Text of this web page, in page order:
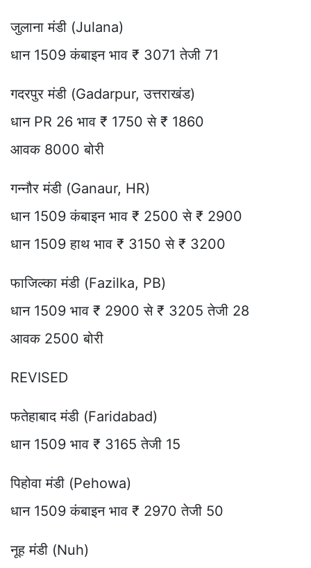
जुलाना मंडी (Julana)
धान 1509 कंबाइन भाव ₹ 3071 तेजी 71
गदरपुर मंडी (Gadarpur, उत्तराखंड)
धान PR 26 भाव ₹ 1750 से ₹ 1860
आवक 8000 बोरी
गन्नौर मंडी (Ganaur, HR)
धान 1509 कंबाइन भाव ₹ 2500 से ₹ 2900
धान 1509 हाथ भाव ₹ 3150 से ₹ 3200
फाजिल्का मंडी (Fazilka, PB)
धान 1509 भाव ₹ 2900 से ₹ 3205 तेजी 28
आवक 2500 बोरी
REVISED
फतेहाबाद मंडी (Faridabad)
धान 1509 भाव ₹ 3165 तेजी 15
पिहोवा मंडी (Pehowa)
धान 1509 कंबाइन भाव ₹ 2970 तेजी 50
नूह मंडी (Nuh)